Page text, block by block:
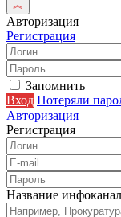
Авторизация
Регистрация
Запомнить
Вход Потеряли
Авторизация
Регистрация
Название